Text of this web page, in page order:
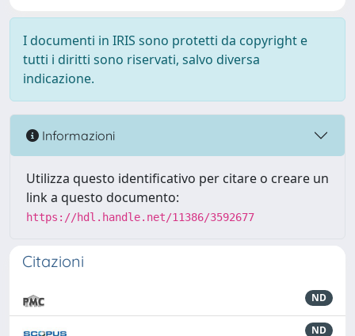
I documenti in IRIS sono protetti da copyright e
tutti i diritti sono riservati, salvo diversa
indicazione.
Informazioni
Utilizza questo identificativo per citare o creare un
link a questo documento:
https://hdl.handle.net/11386/3592677
Citazioni
ND
ND